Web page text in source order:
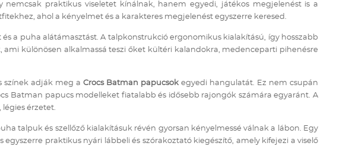
praktikus viseletet kínálnak, hanem egyedi, játékos megjelenést is a
ahol a kényelmet és a karakteres megjelenést egyszerre keresed.
a puha alátámasztást. A talpkonstrukció ergonomikus kialakítású, így hosszabb
ami különösen alkalmassá teszi őket kültéri kalandokra, medenceparti pihenésre
színek adják meg a Crocs Batman papucsokegyedi hangulatát. Ez nem csupán
Batman papucs modelleket fiatalabb és idősebb rajongók számára egyaránt. A
érzetet.
talpuk és szellőző kialakításuk révén gyorsan kényelmessé válnak a lábon. Egy
praktikus nyári lábbeli és szórakoztató kiegészítő, amely kifejezi a viselő